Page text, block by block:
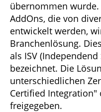
übernommen
AddOns, die von
entwickelt werden,
Branchenlösung.
als ISV
bezeichnet. Die
unterschiedlichen
Certified Integration"
freigegeben.